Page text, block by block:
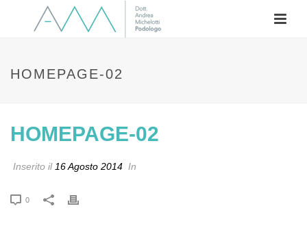
HOMEPAGE-02
HOMEPAGE-02
Inserito il 16 Agosto 2014 In
0